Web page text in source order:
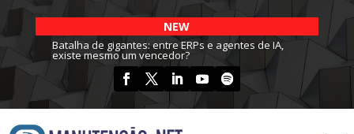
NEW
Batalha de gigantes: entre ERPs e agentes de IA,
existe mesmo um vencedor?